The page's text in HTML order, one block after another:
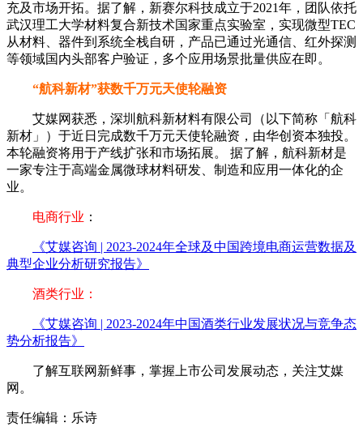
充及市场开拓。据了解，新赛尔科技成立于2021年，团队依托
武汉理工大学材料复合新技术国家重点实验室，实现微型TEC
从材料、器件到系统全栈自研，产品已通过光通信、红外探测
等领域国内头部客户验证，多个应用场景批量供应在即。
“航科新材”获数千万元天使轮融资
艾媒网获悉，深圳航科新材料有限公司（以下简称「航科
新材」）于近日完成数千万元天使轮融资，由华创资本独投。
本轮融资将用于产线扩张和市场拓展。 据了解，航科新材是
一家专注于高端金属微球材料研发、制造和应用一体化的企
业。
电商行业 ：
《艾媒咨询 | 2023-2024年全球及中国跨境电商运营数据及
典型企业分析研究报告》
酒类行业：
《艾媒咨询 | 2023-2024年中国酒类行业发展状况与竞争态
势分析报告》
了解互联网新鲜事，掌握上市公司发展动态，关注艾媒
网。
责任编辑：乐诗